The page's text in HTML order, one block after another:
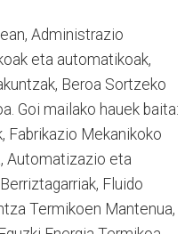
Administrazio
eta automatikoak,
Beroa Sortzeko
Goi mailako hauek baita:
Fabrikazio Mekanikoko
Automatizazio eta
Fluido
Termikoen Mantenua,